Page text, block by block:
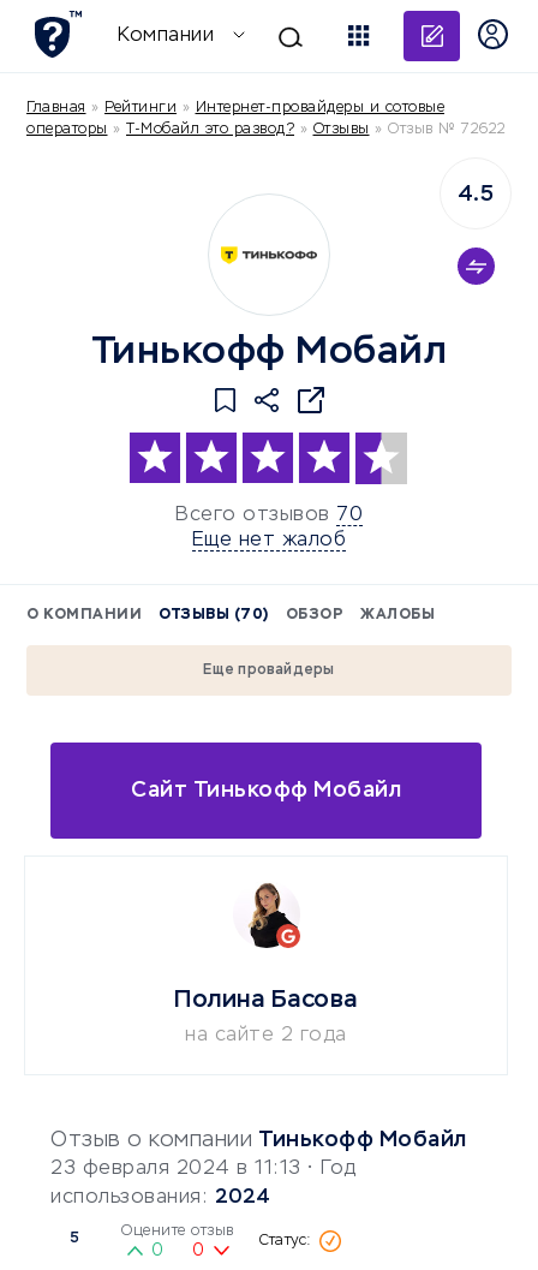
Компании
Главная » Рейтинги » Интернет-провайдеры и сотовые
операторы » Т-Мобайл это развод? » Отзывы » Отзыв № 72622
Тинькофф Мобайл
Всего отзывов 70
Еще нет жалоб
4.5
О КОМПАНИИ ОТЗЫВЫ (70) ОБЗОР ЖАЛОБЫ
Еще провайдеры
Сайт Тинькофф Мобайл
Отзыв о компании Тинькофф Мобайл
23 февраля 2024 в 11:13 • Год
использования: 2024
5 Оцените отзыв
0 0
Полина Басова
на сайте 2 года